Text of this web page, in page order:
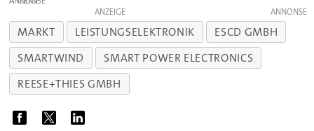
ANZEIGE
MARKT LEISTUNGSELEKTRONIK
ESCD GMBH
SMARTWIND
SMART POWER ELECTRONICS
REESE+THIES GMBH